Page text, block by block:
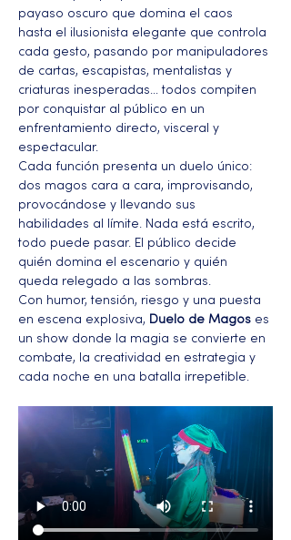
payaso oscuro que domina el caos
hasta el ilusionista elegante que controla
cada gesto, pasando por manipuladores
de cartas, escapistas, mentalistas y
criaturas inesperadas… todos compiten
por conquistar al público en un
enfrentamiento directo, visceral y
espectacular.
Cada función presenta un duelo único:
dos magos cara a cara, improvisando,
provocándose y llevando sus
habilidades al límite. Nada está escrito,
todo puede pasar. El público decide
quién domina el escenario y quién
queda relegado a las sombras.
Con humor, tensión, riesgo y una puesta
en escena explosiva, Duelo de Magos es
un show donde la magia se convierte en
combate, la creatividad en estrategia y
cada noche en una batalla irrepetible.